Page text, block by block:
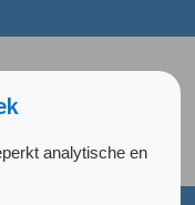
analytische en